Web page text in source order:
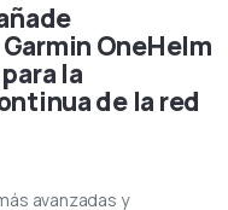
OneHelm
la
de la red
avanzadas y